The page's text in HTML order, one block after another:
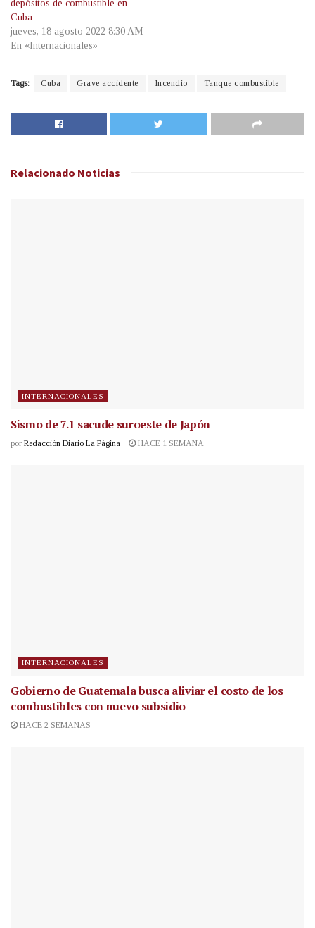
depósitos de combustible en
Cuba
jueves, 18 agosto 2022 8:30 AM
En «Internacionales»
Tags: Cuba Grave accidente Incendio Tanque combustible
Relacionado Noticias
INTERNACIONALES
Sismo de 7.1 sacude suroeste de Japón
por Redacción Diario La Página HACE 1 SEMANA
INTERNACIONALES
Gobierno de Guatemala busca aliviar el costo de los
combustibles con nuevo subsidio
HACE 2 SEMANAS